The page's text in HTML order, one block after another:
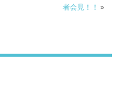
者会見！！ »